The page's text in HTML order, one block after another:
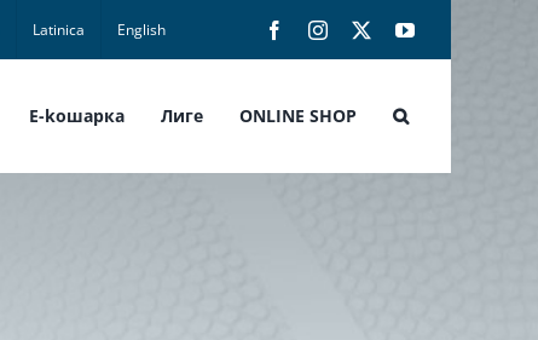
Latinica English FacebookInstagram YouTube
E-koшарка Лиге ONLINE SHOP